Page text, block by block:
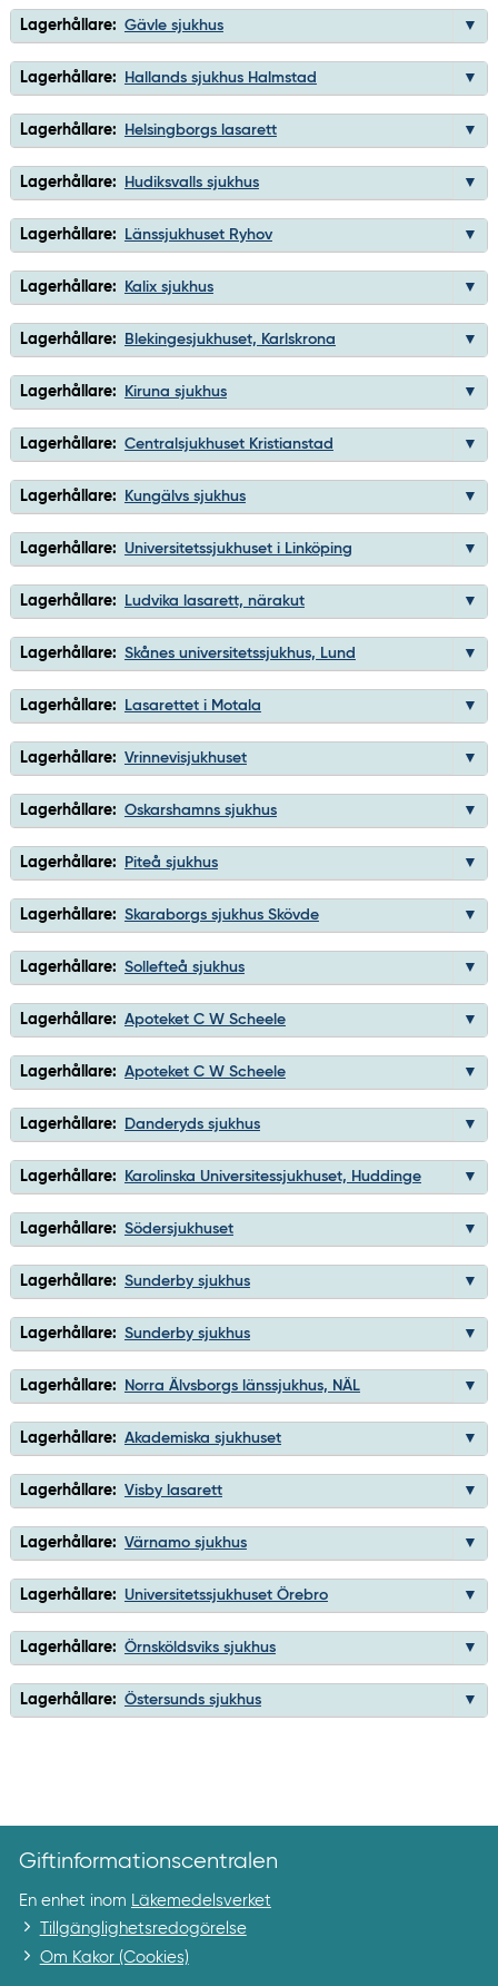
Lagerhållare: Gävle sjukhus
Lagerhållare: Hallands sjukhus Halmstad
Lagerhållare: Helsingborgs lasarett
Lagerhållare: Hudiksvalls sjukhus
Lagerhållare: Länssjukhuset Ryhov
Lagerhållare: Kalix sjukhus
Lagerhållare: Blekingesjukhuset, Karlskrona
Lagerhållare: Kiruna sjukhus
Lagerhållare: Centralsjukhuset Kristianstad
Lagerhållare: Kungälvs sjukhus
Lagerhållare: Universitetssjukhuset i Linköping
Lagerhållare: Ludvika lasarett, närakut
Lagerhållare: Skånes universitetssjukhus, Lund
Lagerhållare: Lasarettet i Motala
Lagerhållare: Vrinnevisjukhuset
Lagerhållare: Oskarshamns sjukhus
Lagerhållare: Piteå sjukhus
Lagerhållare: Skaraborgs sjukhus Skövde
Lagerhållare: Sollefteå sjukhus
Lagerhållare: Apoteket C W Scheele
Lagerhållare: Apoteket C W Scheele
Lagerhållare: Danderyds sjukhus
Lagerhållare: Karolinska Universitessjukhuset, Huddinge
Lagerhållare: Södersjukhuset
Lagerhållare: Sunderby sjukhus
Lagerhållare: Sunderby sjukhus
Lagerhållare: Norra Älvsborgs länssjukhus, NÄL
Lagerhållare: Akademiska sjukhuset
Lagerhållare: Visby lasarett
Lagerhållare: Värnamo sjukhus
Lagerhållare: Universitetssjukhuset Örebro
Lagerhållare: Örnsköldsviks sjukhus
Lagerhållare: Östersunds sjukhus
Giftinformationscentralen
En enhet inom
Läkemedelsverket
Tillgänglighetsredogörelse
Om Kakor (Cookies)